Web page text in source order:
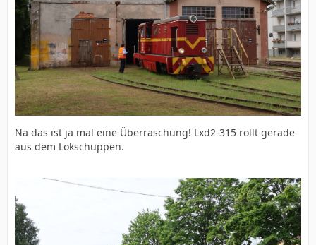
Na das ist ja mal eine Überraschung! Lxd2-315 rollt gerade
aus dem Lokschuppen.